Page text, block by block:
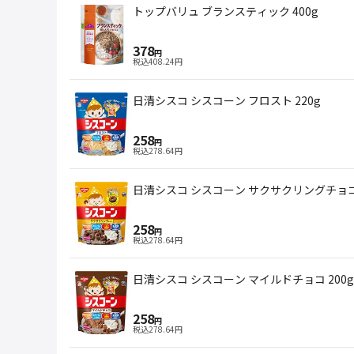
トップバリュ ブランスティック 400g
378円
税込408.24円
日清シスコ シスコーン フロスト 220g
258円
税込278.64円
日清シスコ シスコーン サクサクリングチョ
258円
税込278.64円
日清シスコ シスコーン マイルドチョコ 200g
258円
税込278.64円